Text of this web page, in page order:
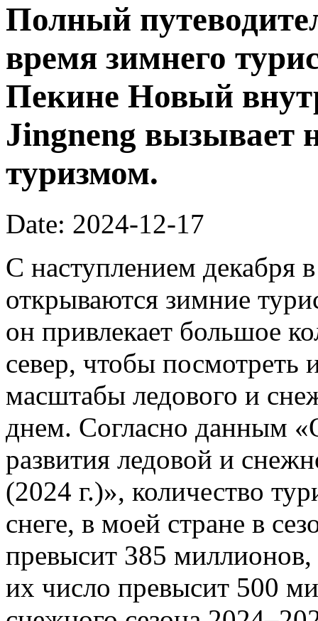
Полный
время зимнего
Пекине Новый
Jingneng вызывает
туризмом.
Date: 2024-12-17
С наступлением декабря
открываются зимние
он привлекает большое
север, чтобы посмотреть
масштабы ледового и
днем. Согласно данным
развития ледовой и
(2024 г.)», количество
снеге, в моей стране в
превысит 385 миллионов,
их число превысит 500